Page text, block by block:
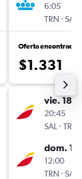
6:05
TRN-SAL
Oferta encontrada
$1.331
vie. 18/
20:45
SAL -TRN
dom.
12:00
TRN-SAL